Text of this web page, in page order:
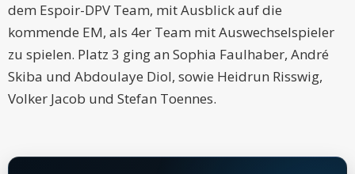
dem Espoir-DPV Team, mit Ausblick auf die
kommende EM, als 4er Team mit Auswechselspieler
zu spielen. Platz 3 ging an Sophia Faulhaber, André
Skiba und Abdoulaye Diol, sowie Heidrun Risswig,
Volker Jacob und Stefan Toennes.